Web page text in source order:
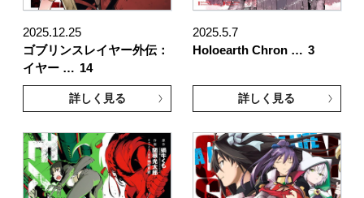
2025.12.25
ゴブリンスレイヤー外伝：
イヤー … 14
詳しく見る
2025.5.7
Holoearth Chron … 3
詳しく見る